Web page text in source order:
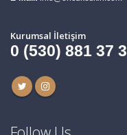
Kurumsal İletişim
0 (530) 881 37